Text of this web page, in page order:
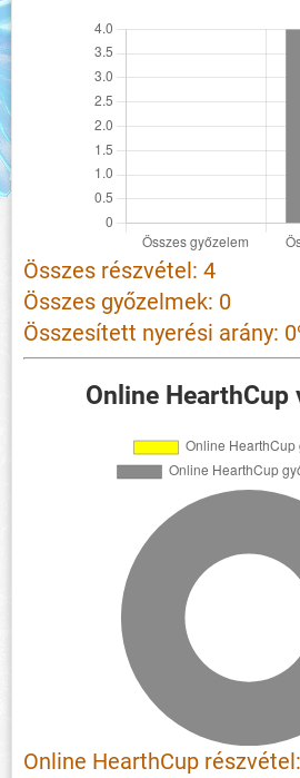
Összes részvétel: 4
Összes győzelmek: 0
Összesített nyerési arány:
Online HearthCup
Online HearthCup